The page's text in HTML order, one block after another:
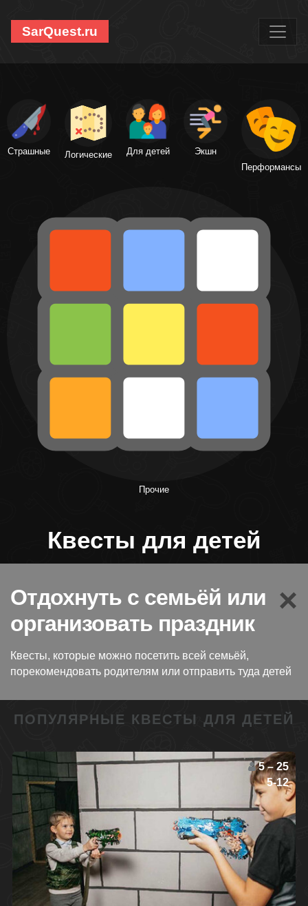
SarQuest.ru
Квесты для детей
Страшные Логические Для детей
Экшн
Перформансы
Прочие
×
Отдохнуть с семьёй или
организовать праздник
Квесты, которые можно посетить всей семьёй,
порекомендовать родителям или отправить туда детей
ПОПУЛЯРНЫЕ КВЕСТЫ ДЛЯ ДЕТЕЙ
5 – 25
5-12